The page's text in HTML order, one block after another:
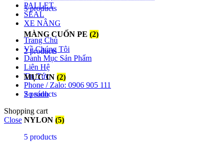
3 products
MÀNG CUỐN PE (2)
2 products
MỰC IN (2)
2 products
NYLON (5)
5 products
PALLET
SEAL
XE NÂNG
Trang Chủ
Về Chúng Tôi
Danh Mục Sản Phẩm
Liên Hệ
Tin Tức
Phone / Zalo: 0906 905 111
So sánh
Shopping cart
Close